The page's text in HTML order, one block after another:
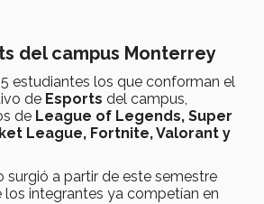
del campus Monterrey
estudiantes los que conforman el
de Esports del campus,
de League of Legends, Super
League, Fortnite, Valorant y
surgió a partir de este semestre
los integrantes ya competían en